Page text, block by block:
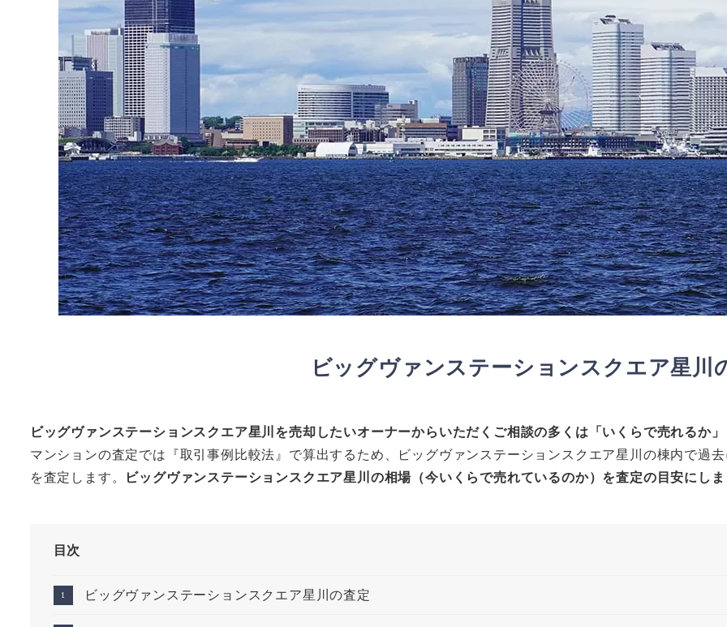
ビッグヴァンステーションスクエア星川
ビッグヴァンステーションスクエア星川 を売却したいオーナーからいただくご相談の多くは「いくらで売れるか
マンションの査定では『取引事例比較法』で算出するため、ビッグヴァンステーションスクエア星川の棟内で過
を査定します。
ビッグヴァンステーションスクエア星川の相場（今いくらで売れているのか）を査定の目安にし
目次
ビッグヴァンステーションスクエア星川の査定